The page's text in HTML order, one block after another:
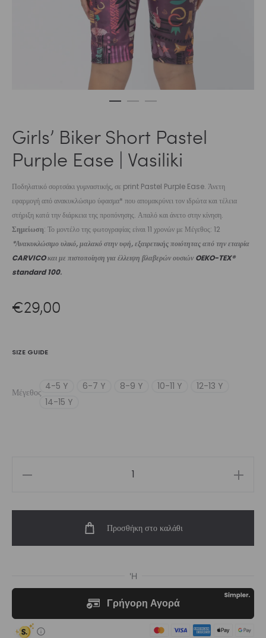
Girls’ Biker Short Pastel
Purple Ease | Vasiliki
Ποδηλατικό σορτσάκι γυμναστικής, σε print Pastel Purple Ease. Άνετη
εφαρμογή από ανακυκλώσιμο ύφασμα* που απομακρύνει τον ιδρώτα και τέλεια
στήριξη κατά την διάρκεια της προπόνησης. Απαλό και άνετο στην κίνηση.
Σημείωση: Το μοντέλο της φωτογραφίας είναι 11 χρονών με Μέγεθος: 12
*Ανακυκλώσιμο υλικό, μαλακό στην υφή, εξαιρετικής ποιότητας από την εταιρία
CARVICOκαι με πιστοποίηση για έλλειψη βλαβερών ουσιών OEKO-TEX®
standard 100.
€29,00
SIZE GUIDE
Μέγεθος
4-5 Y 6-7 Y 8-9 Y 10-11 Y
12-13 Y
14-15 Y
Purple
Προσθήκη στο καλάθι